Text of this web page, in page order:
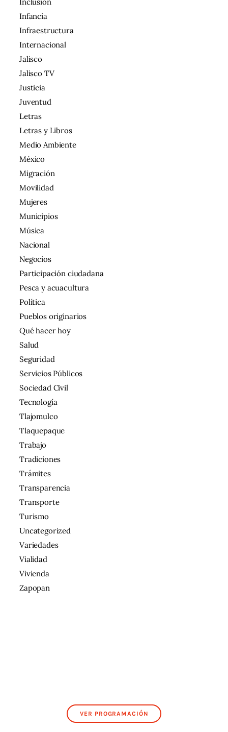
Inclusion
Infancia
Infraestructura
Internacional
Jalisco
Jalisco TV
Justicia
Juventud
Letras
Letras y Libros
Medio Ambiente
México
Migración
Movilidad
Mujeres
Municipios
Música
Nacional
Negocios
Participación ciudadana
Pesca y acuacultura
Política
Pueblos originarios
Qué hacer hoy
Salud
Seguridad
Servicios Públicos
Sociedad Civil
Tecnología
Tlajomulco
Tlaquepaque
Trabajo
Tradiciones
Trámites
Transparencia
Transporte
Turismo
Uncategorized
Variedades
Vialidad
Vivienda
Zapopan
VER PROGRAMACIÓN